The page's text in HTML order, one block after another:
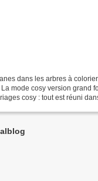
dans les arbres à
mode cosy version grand
cosy : tout est réuni